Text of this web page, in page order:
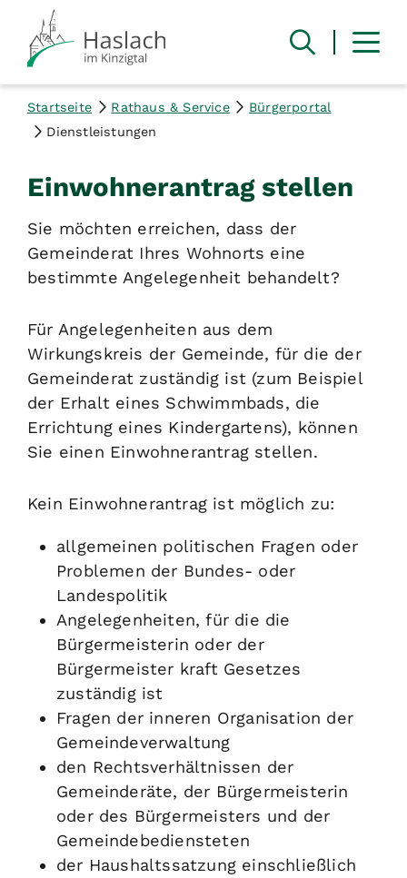
Startseite Rathaus & Service
Bürgerportal
Dienstleistungen
Einwohnerantrag stellen
Sie möchten erreichen, dass der
Gemeinderat Ihres Wohnorts eine
bestimmte Angelegenheit behandelt?
Für Angelegenheiten aus dem
Wirkungskreis der Gemeinde, für die der
Gemeinderat zuständig ist (zum Beispiel
der Erhalt eines Schwimmbads, die
Errichtung eines Kindergartens), können
Sie einen Einwohnerantrag stellen.
Kein Einwohnerantrag ist möglich zu:
allgemeinen politischen Fragen oder
Problemen der Bundes- oder
Landespolitik
Angelegenheiten, für die die
Bürgermeisterin oder der
Bürgermeister kraft Gesetzes
zuständig ist
Fragen der inneren Organisation der
Gemeindeverwaltung
den Rechtsverhältnissen der
Gemeinderäte, der Bürgermeisterin
oder des Bürgermeisters und der
Gemeindebediensteten
der Haushaltssatzung einschließlich